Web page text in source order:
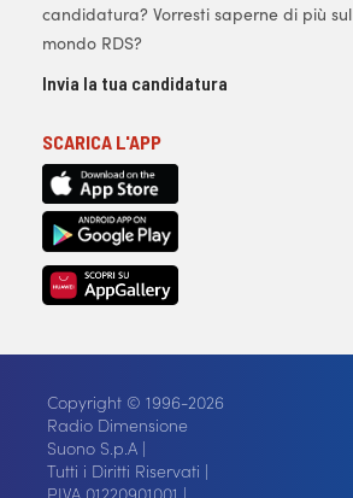
candidatura? Vorresti saperne di più sul
mondo RDS?
Invia la tua candidatura
SCARICA L'APP
Copyright © 1996-2026
Radio Dimensione
Suono S.p.A |
Tutti i Diritti Riservati |
P.IVA 01220901001 |